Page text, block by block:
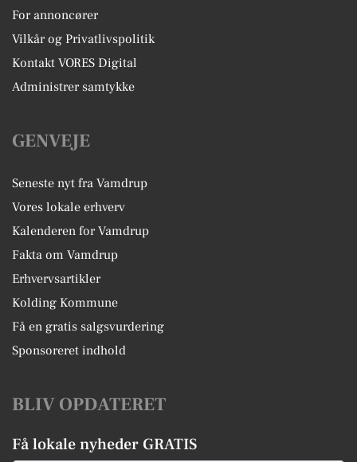
For annoncører
Vilkår og Privatlivspolitik
Kontakt VORES Digital
Administrer samtykke
GENVEJE
Seneste nyt fra Vamdrup
Vores lokale erhverv
Kalenderen for Vamdrup
Fakta om Vamdrup
Erhvervsartikler
Kolding Kommune
Få en gratis salgsvurdering
Sponsoreret indhold
BLIV OPDATERET
Få lokale nyheder GRATIS